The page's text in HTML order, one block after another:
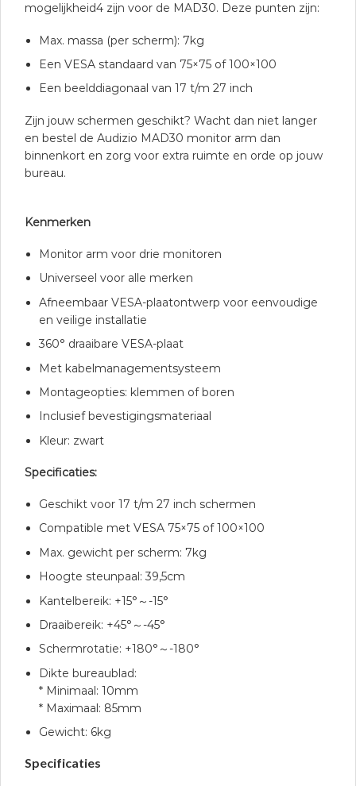
mogelijkheid4 zijn voor de MAD30. Deze punten zijn:
Max. massa (per scherm): 7kg
Een VESA standaard van 75×75 of 100×100
Een beelddiagonaal van 17 t/m 27 inch
Zijn jouw schermen geschikt? Wacht dan niet langer
en bestel de Audizio MAD30 monitor arm dan
binnenkort en zorg voor extra ruimte en orde op jouw
bureau.
Kenmerken
Monitor arm voor drie monitoren
Universeel voor alle merken
Afneembaar VESA-plaatontwerp voor eenvoudige
en veilige installatie
360° draaibare VESA-plaat
Met kabelmanagementsysteem
Montageopties: klemmen of boren
Inclusief bevestigingsmateriaal
Kleur: zwart
Specificaties:
Geschikt voor 17 t/m 27 inch schermen
Compatible met VESA 75×75 of 100×100
Max. gewicht per scherm: 7kg
Hoogte steunpaal: 39,5cm
Kantelbereik: +15°～-15°
Draaibereik: +45°～-45°
Schermrotatie: +180°～-180°
Dikte bureaublad:
* Minimaal: 10mm
* Maximaal: 85mm
Gewicht: 6kg
Specificaties